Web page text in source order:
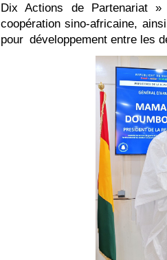
Dix Actions de Partenariat
coopération sino-africaine,
pour développement entre les